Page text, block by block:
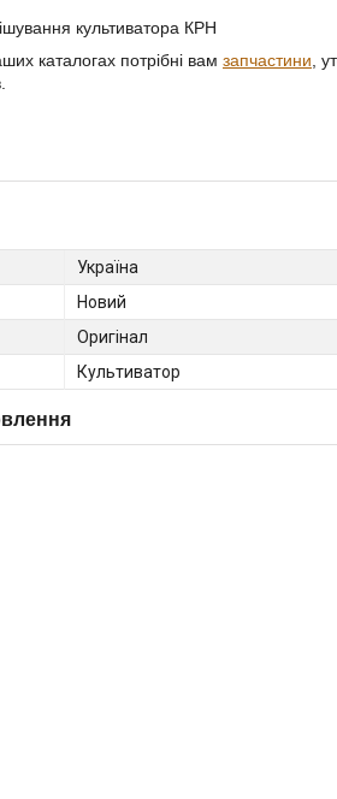
культиватора КРН
каталогах потрібні вам запчастини ,
Україна
Новий
Оригінал
Культиватор